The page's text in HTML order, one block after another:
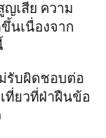
เสีย ความ
นเนื่องจาก
ม่รับผิดชอบต่อ
ที่ยวที่ฝ่าฝืนข้อ